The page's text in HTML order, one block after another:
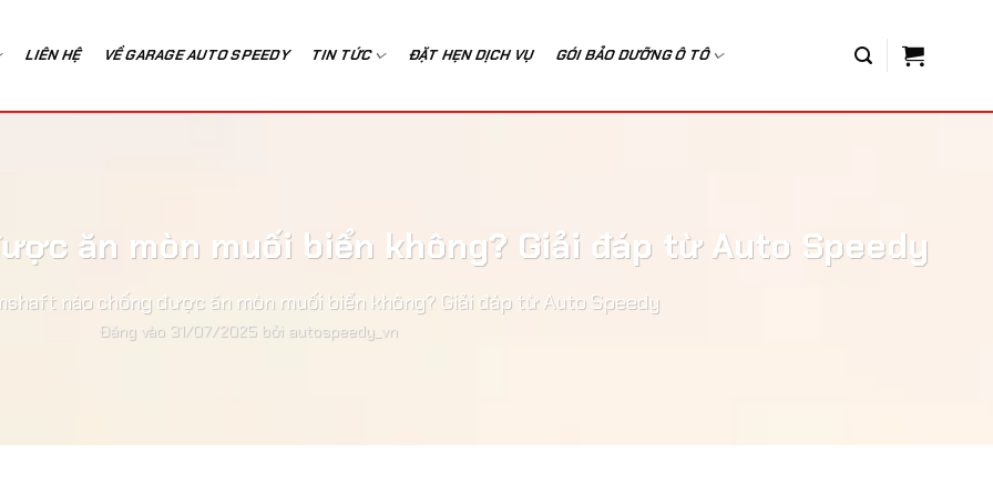
LIÊN HỆ VỀ GARAGE AUTO SPEEDY TIN TỨC ĐẶT HẸN DỊCH VỤ GÓI BẢO DƯỠNG Ô TÔ
ăn mòn muối biển không? Giải đáp từ Auto Speedy
nào chống được ăn mòn muối biển không? Giải đáp từ Auto Speedy
Đăng vào 31/07/2025 bởi autospeedy_vn